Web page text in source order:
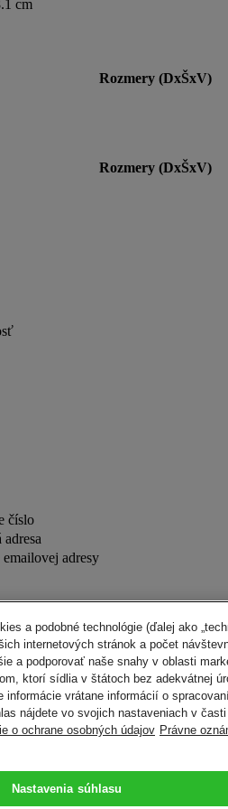
cm
Rozmery (DxŠxV)
Rozmery (DxŠxV)
číslo
adresy
tovaru.Viac informácií
O DHL
Média
Kariéra
a podobné technológie (ďalej ako
internetových stránok a počet
a podporovať naše snahy v oblasti
ktorí sídlia v štátoch bez adekvátnej
informácie vrátane informácií o
nájdete vo svojich nastaveniach v časti
o ochrane osobných údajov Právne
Nastavenia súhlasu